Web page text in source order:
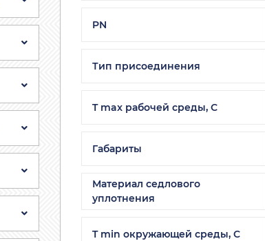
PN
Тип присоединения
T max рабочей среды, С
Габариты
Материал седлового
уплотнения
T min окружающей среды, C